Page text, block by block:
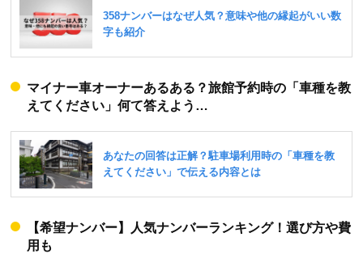
マイナー車オーナーあるある？旅館予約時の「車種を教
えてください」何て答えよう…
【希望ナンバー】人気ナンバーランキング！選び方や費
用も